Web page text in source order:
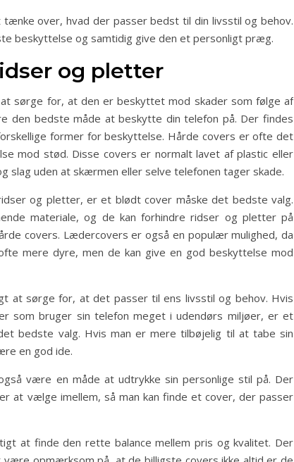
over, hvad der passer bedst til din livsstil og behov.
beskyttelse og samtidig give den et personligt præg.
og pletter
sørge for, at den er beskyttet mod skader som følge af
den bedste måde at beskytte din telefon på. Der findes
former for beskyttelse. Hårde covers er ofte det
mod stød. Disse covers er normalt lavet af plastic eller
slag uden at skærmen eller selve telefonen tager skade.
og pletter, er et blødt cover måske det bedste valg.
materiale, og de kan forhindre ridser og pletter på
covers. Lædercovers er også en populær mulighed, da
mere dyre, men de kan give en god beskyttelse mod
at sørge for, at det passer til ens livsstil og behov. Hvis
som bruger sin telefon meget i udendørs miljøer, er et
bedste valg. Hvis man er mere tilbøjelig til at tabe sin
en god ide.
være en måde at udtrykke sin personlige stil på. Der
at vælge imellem, så man kan finde et cover, der passer
at finde den rette balance mellem pris og kvalitet. Der